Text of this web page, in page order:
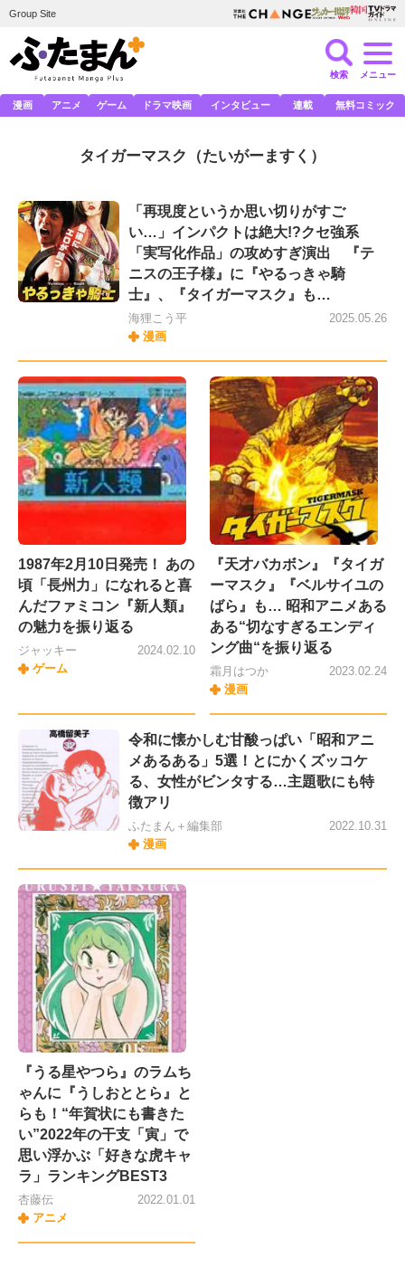
Group Site
検索 メニュー
漫画 アニメ ゲーム ドラマ映画 インタビュー 連載 無料コミック
タイガーマスク （たいがーますく）
「再現度というか思い切りがすご
い…」インパクトは絶大!?クセ強系
「実写化作品」の攻めすぎ演出 『テ
ニスの王子様』に『やるっきゃ騎
士』、『タイガーマスク』も…
海狸こう平
漫画
2025.05.26
1987年2月10日発売！ あの
頃「長州力」になれると喜
んだファミコン『新人類』
の魅力を振り返る
ジャッキー
ゲーム
2024.02.10
『天才バカボン』『タイガ
ーマスク』『ベルサイユの
ばら』も… 昭和アニメある
ある“切なすぎるエンディ
ング曲“を振り返る
霜月はつか
漫画
2023.02.24
令和に懐かしむ甘酸っぱい「昭和アニ
メあるある」5選！とにかくズッコケ
る、女性がビンタする…主題歌にも特
徴アリ
ふたまん＋編集部
漫画
2022.10.31
『うる星やつら』のラムち
ゃんに『うしおととら』と
らも！“年賀状にも書きた
い”2022年の干支「寅」で
思い浮かぶ「好きな虎キャ
ラ」ランキングBEST3
杏藤伝
アニメ
2022.01.01